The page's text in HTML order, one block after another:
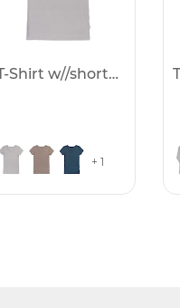
T-Shirt w//short sleve
+ 1